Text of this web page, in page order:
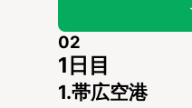
02
1日目
1.帯広空港